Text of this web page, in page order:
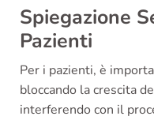
Spiegazione
Pazienti
Per i pazienti, è
bloccando la crescita
interferendo con il